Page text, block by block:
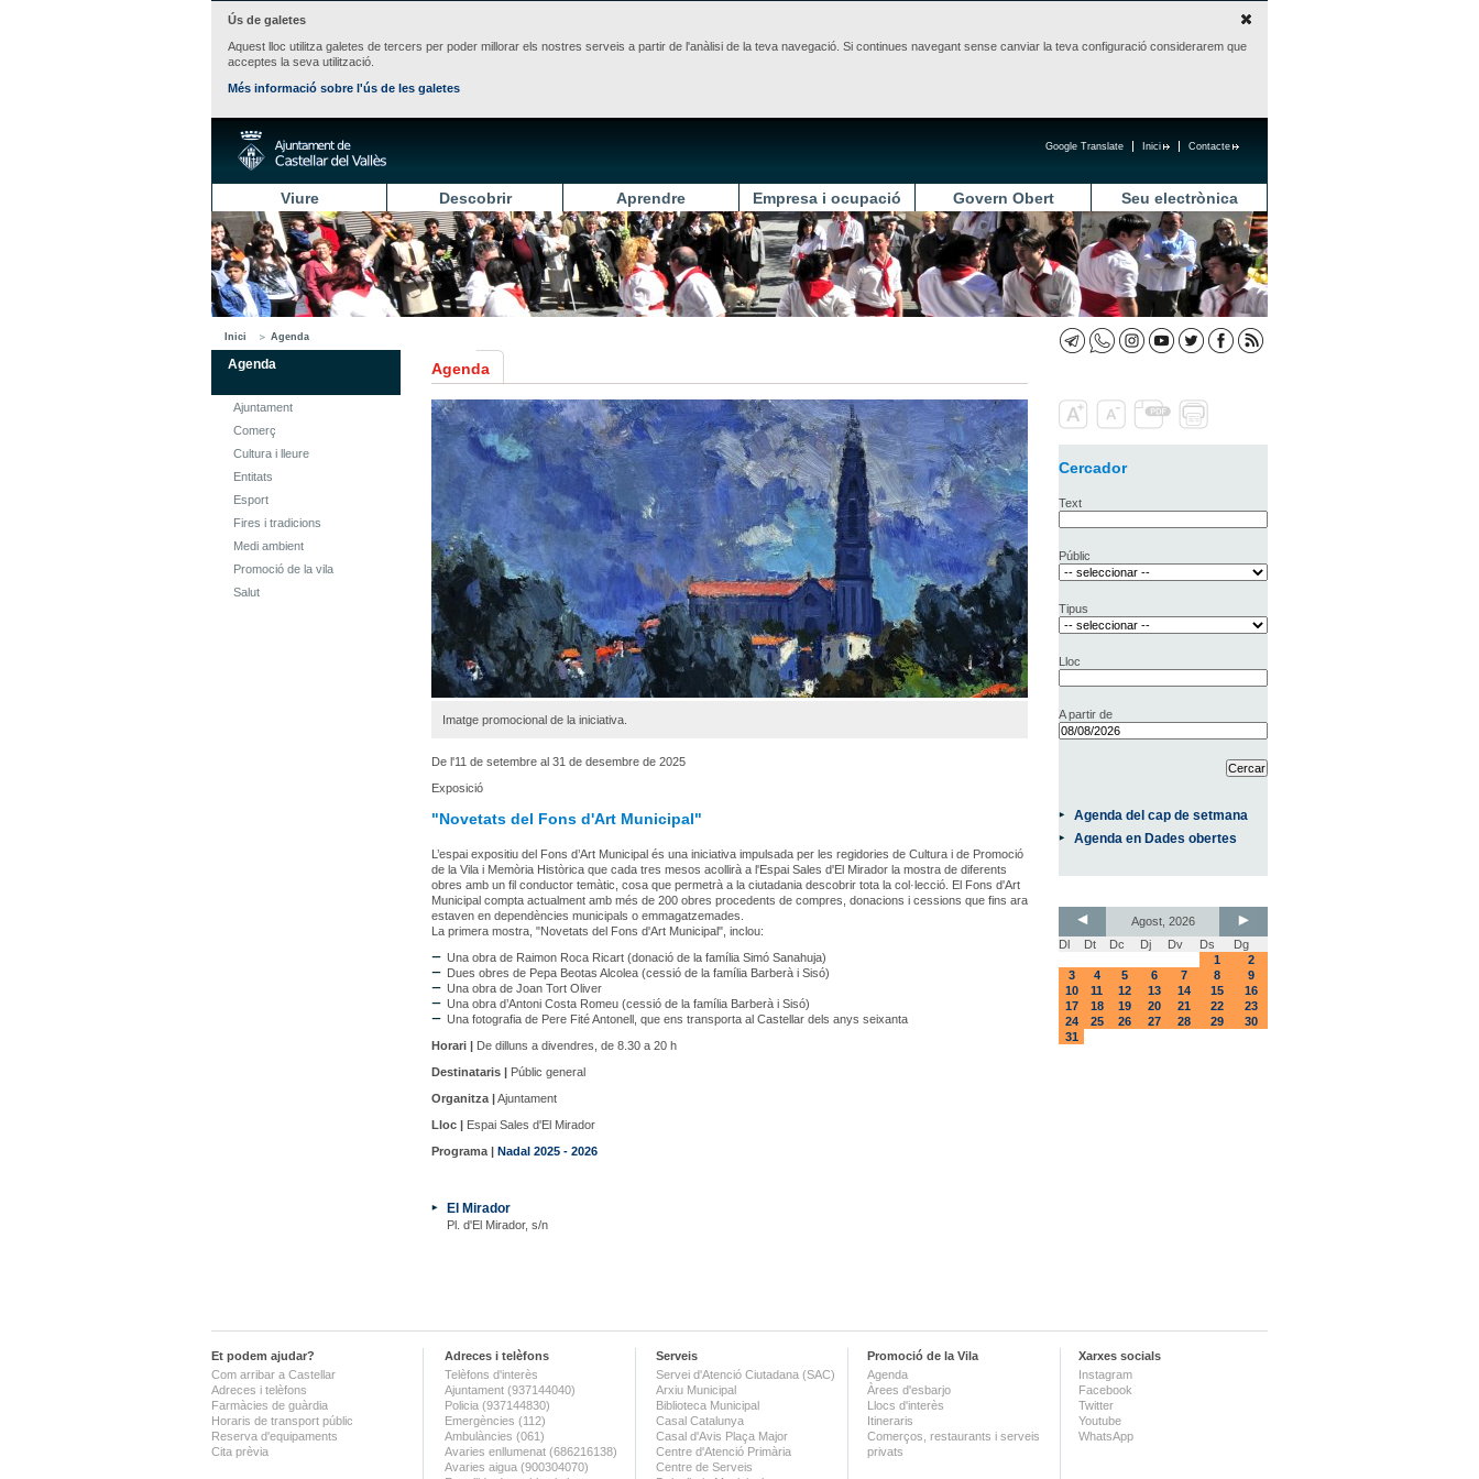
Ús de galetes
Aquest lloc utilitza galetes de tercers per poder millorar els nostres serveis a partir de l'anàlisi de la teva navegació. Si continues navegant sense canviar la teva configuració considerarem que
acceptes la seva utilització.
Més informació sobre l'ús de les galetes
Contacte
Inici
Google Translate
Viure Descobrir Aprendre Empresa i ocupació Govern Obert Seu electrònica
Inici Agenda
Agenda
Ajuntament
Comerç
Cultura i lleure
Entitats
Esport
Fires i tradicions
Medi ambient
Promoció de la vila
Salut
Agenda
Imatge promocional de la iniciativa.
De l'11 de setembre al 31 de desembre de 2025
Exposició
"Novetats del Fons d'Art Municipal"
L’espai expositiu del Fons d’Art Municipal és una iniciativa impulsada per les regidories de Cultura i de Promoció
de la Vila i Memòria Històrica que cada tres mesos acollirà a l'Espai Sales d'El Mirador la mostra de diferents
obres amb un fil conductor temàtic, cosa que permetrà a la ciutadania descobrir tota la col·lecció. El Fons d'Art
Municipal compta actualment amb més de 200 obres procedents de compres, donacions i cessions que fins ara
estaven en dependències municipals o emmagatzemades.
La primera mostra, "Novetats del Fons d'Art Municipal", inclou:
Una obra de Raimon Roca Ricart (donació de la família Simó Sanahuja)
Dues obres de Pepa Beotas Alcolea (cessió de la família Barberà i Sisó)
Una obra de Joan Tort Oliver
Una obra d’Antoni Costa Romeu (cessió de la família Barberà i Sisó)
Una fotografia de Pere Fité Antonell, que ens transporta al Castellar dels anys seixanta
Horari | De dilluns a divendres, de 8.30 a 20 h
Destinataris | Públic general
Organitza |Ajuntament
Lloc | Espai Sales d'El Mirador
Programa | Nadal 2025 - 2026
El Mirador
Pl. d'El Mirador, s/n
Cercador
Text
Públic
Tipus
Lloc
A partir de
Agenda del cap de setmana
Agenda en Dades obertes
Agost, 2026
Dl
Dt Dc Dj Dv Ds
Dg
1
2
3
4 5 6 7 8
9
10
11 12 13 14 15
16
17
18 19 20 21 22
23
24
25 26 27 28 29
30
31
Et podem ajudar?
Com arribar a Castellar
Adreces i telèfons
Farmàcies de guàrdia
Horaris de transport públic
Reserva d'equipaments
Cita prèvia
Adreces i telèfons
Telèfons d'interès
Ajuntament (937144040)
Policia (937144830)
Emergències (112)
Ambulàncies (061)
Avaries enllumenat (686216138)
Avaries aigua (900304070)
Serveis
Servei d'Atenció Ciutadana (SAC)
Arxiu Municipal
Biblioteca Municipal
Casal Catalunya
Casal d'Avis Plaça Major
Centre d'Atenció Primària
Centre de Serveis
Promoció de la Vila
Agenda
Àrees d'esbarjo
Llocs d'interès
Itineraris
Comerços, restaurants i serveis
privats
Xarxes socials
Instagram
Facebook
Twitter
Youtube
WhatsApp